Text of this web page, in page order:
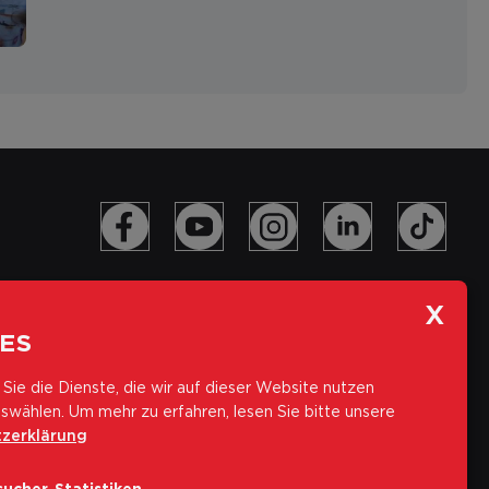
die Dienste, die wir auf dieser Website nutzen
Um mehr zu erfahren, lesen Sie bitte unsere